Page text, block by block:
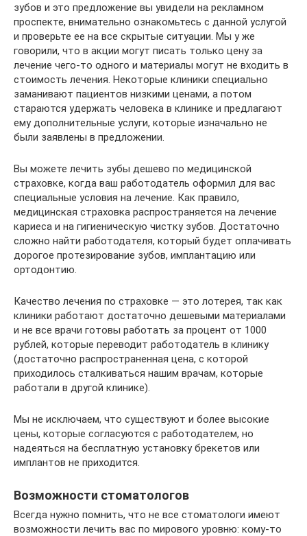
зубов и это предложение вы увидели на рекламном
проспекте, внимательно ознакомьтесь с данной услугой
и проверьте ее на все скрытые ситуации. Мы у же
говорили, что в акции могут писать только цену за
лечение чего-то одного и материалы могут не входить в
стоимость лечения. Некоторые клиники специально
заманивают пациентов низкими ценами, а потом
стараются удержать человека в клинике и предлагают
ему дополнительные услуги, которые изначально не
были заявлены в предложении.
Вы можете лечить зубы дешево по медицинской
страховке, когда ваш работодатель оформил для вас
специальные условия на лечение. Как правило,
медицинская страховка распространяется на лечение
кариеса и на гигиеническую чистку зубов. Достаточно
сложно найти работодателя, который будет оплачивать
дорогое протезирование зубов, имплантацию или
ортодонтию.
Качество лечения по страховке — это лотерея, так как
клиники работают достаточно дешевыми материалами
и не все врачи готовы работать за процент от 1000
рублей, которые переводит работодатель в клинику
(достаточно распространенная цена, с которой
приходилось сталкиваться нашим врачам, которые
работали в другой клинике).
Мы не исключаем, что существуют и более высокие
цены, которые согласуются с работодателем, но
надеяться на бесплатную установку брекетов или
имплантов не приходится.
Возможности стоматологов
Всегда нужно помнить, что не все стоматологи имеют
возможности лечить вас по мирового уровню: кому-то